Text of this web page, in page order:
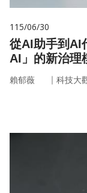
115/06/30
從AI助手到AI
AI」的新治理
賴郁薇 ｜ 科技大